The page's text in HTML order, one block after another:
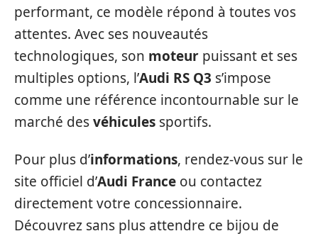
performant, ce modèle répond à toutes vos
attentes. Avec ses nouveautés
technologiques, son moteur puissant et ses
multiples options, l’Audi RS Q3 s’impose
comme une référence incontournable sur le
marché desvéhicules sportifs.
Pour plus d’informations, rendez-vous sur le
site officiel d’Audi France ou contactez
directement votre concessionnaire.
Découvrez sans plus attendre ce bijou de